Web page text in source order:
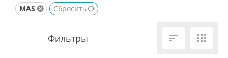
Весы платформенные /
MAS Сбросить
 